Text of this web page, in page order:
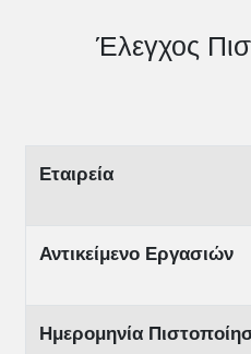
Έλεγχος
Εταιρεία
Αντικείμενο Εργασιών
Ημερομηνία